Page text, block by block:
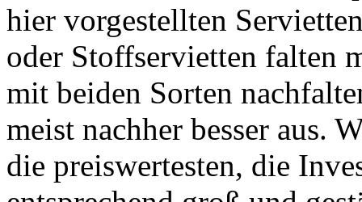
hier vorgestellten
oder Stoffservietten falten
mit beiden Sorten
meist nachher besser aus.
die preiswertesten, die